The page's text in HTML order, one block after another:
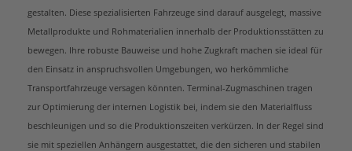
gestalten. Diese spezialisierten Fahrzeuge sind darauf ausgelegt, massive
Metallprodukte und Rohmaterialien innerhalb der Produktionsstätten zu
bewegen. Ihre robuste Bauweise und hohe Zugkraft machen sie ideal für
den Einsatz in anspruchsvollen Umgebungen, wo herkömmliche
Transportfahrzeuge versagen könnten. Terminal-Zugmaschinen tragen
zur Optimierung der internen Logistik bei, indem sie den Materialfluss
beschleunigen und so die Produktionszeiten verkürzen. In der Regel sind
sie mit speziellen Anhängern ausgestattet, die den sicheren und stabilen